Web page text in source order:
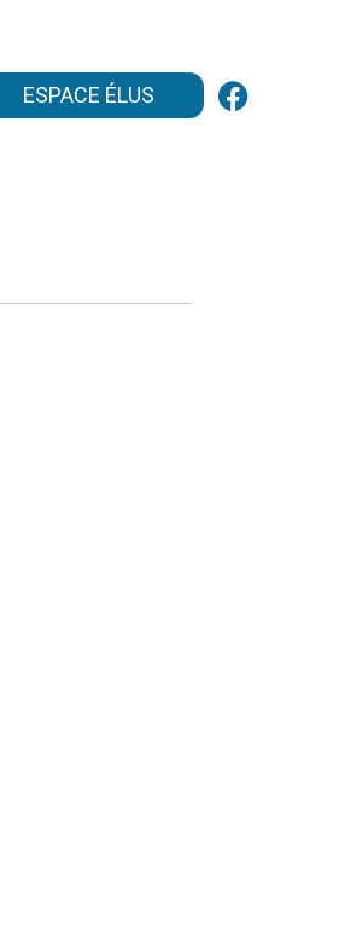
ESPACE ÉLUS